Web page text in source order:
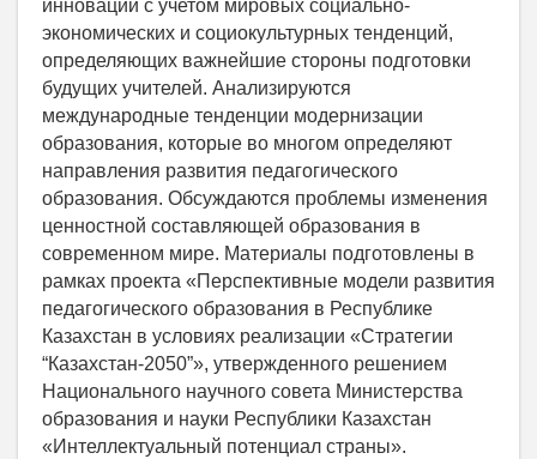
инновации с учетом мировых социально-
экономических и социокультурных тенденций,
определяющих важнейшие стороны подготовки
будущих учителей. Анализируются
международные тенденции модернизации
образования, которые во многом определяют
направления развития педагогического
образования. Обсуждаются проблемы изменения
ценностной составляющей образования в
современном мире. Материалы подготовлены в
рамках проекта «Перспективные модели развития
педагогического образования в Республике
Казахстан в условиях реализации «Стратегии
“Казахстан-2050”», утвержденного решением
Национального научного совета Министерства
образования и науки Республики Казахстан
«Интеллектуальный потенциал страны».